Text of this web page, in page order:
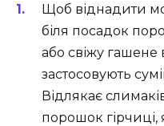
Щоб віднадити
біля посадок
або свіжу гашене
застосовують
Відлякає
порошок гірчиці,